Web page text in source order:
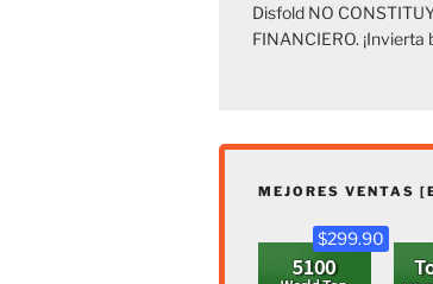
Disfold NO
FINANCIERO. ¡Invierta
MEJORES VENTAS
$299.90